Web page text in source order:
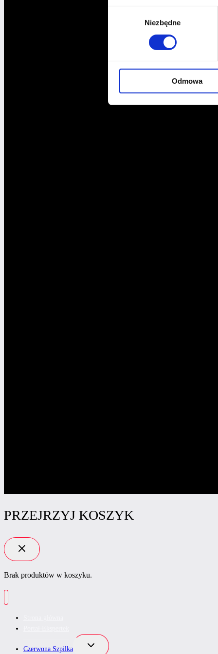
Niezbędne
Odmowa
PRZEJRZYJ KOSZYK
Brak produktów w koszyku.
Czerwona Szpilka
Przełącz